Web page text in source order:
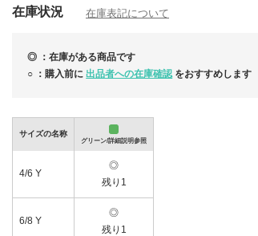
確認下さい）
※営業時間：日本時間9:00～18:00（土/日/祝日除く）
在庫状況 在庫表記について
◎ ：在庫がある商品です
○ ：購入前に 出品者への在庫確認 をおすすめします
サイズの名称
グリーン/詳細説明参照
4/6 Y
◎
残り1
6/8 Y
◎
残り1